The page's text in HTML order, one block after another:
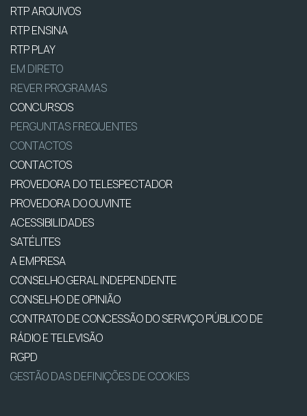
RTP ARQUIVOS
RTP ENSINA
RTP PLAY
EM DIRETO
REVER PROGRAMAS
CONCURSOS
PERGUNTAS FREQUENTES
CONTACTOS
CONTACTOS
PROVEDORA DO TELESPECTADOR
PROVEDORA DO OUVINTE
ACESSIBILIDADES
SATÉLITES
A EMPRESA
CONSELHO GERAL INDEPENDENTE
CONSELHO DE OPINIÃO
CONTRATO DE CONCESSÃO DO SERVIÇO PÚBLICO DE
RÁDIO E TELEVISÃO
RGPD
GESTÃO DAS DEFINIÇÕES DE COOKIES